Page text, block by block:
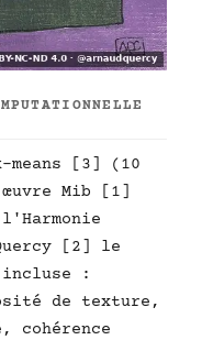
means [3] (10
Mib [1]
[2] le
incluse :
de texture,